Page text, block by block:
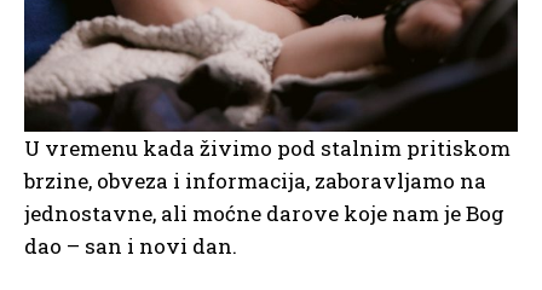
U vremenu kada živimo pod stalnim pritiskom
brzine, obveza i informacija, zaboravljamo na
jednostavne, ali moćne darove koje nam je Bog
dao – san i novi dan.